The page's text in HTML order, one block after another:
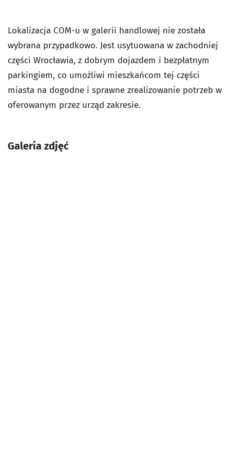
Lokalizacja COM-u w galerii handlowej nie została
wybrana przypadkowo. Jest usytuowana w zachodniej
części Wrocławia, z dobrym dojazdem i bezpłatnym
parkingiem, co umożliwi mieszkańcom tej części
miasta na dogodne i sprawne zrealizowanie potrzeb w
oferowanym przez urząd zakresie.
Galeria zdjęć